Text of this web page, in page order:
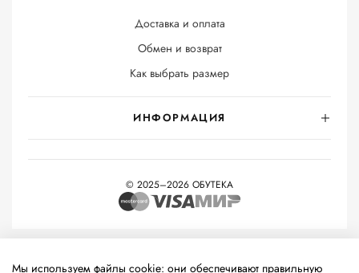
Доставка и оплата
Обмен и возврат
Как выбрать размер
ИНФОРМАЦИЯ
© 2025–2026 ОБУТЕКА
технологии
(информационные технологии предоставления
Мы используем файлы cookie: они обеспечивают правильную